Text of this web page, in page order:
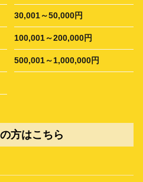
30,001～50,000円
100,001～200,000円
500,001～1,000,000円
方はこちら